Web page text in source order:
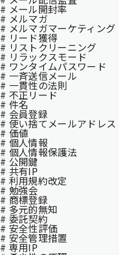
# メール開封率
# メルマガ
# メルマガマーケティング
# リード獲得
# リストクリーニング
# リラックスモード
# ワンタイムパスワード
# 一斉送信メール
# 一貫性の法則
# 不正リード
# 件名
# 会員登録
# 使い捨てメールアドレス
# 価値
# 個人情報
# 個人情報保護法
# 公開鍵
# 共有IP
# 利用規約改定
# 勉強会
# 商標登録
# 多元的無知
# 委託契約
# 安全性評価
# 安全管理措置
# 専用IP